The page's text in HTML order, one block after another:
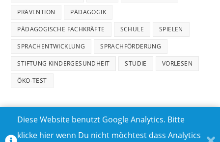
PRÄVENTION PÄDAGOGIK
PÄDAGOGISCHE FACHKRÄFTE SCHULE SPIELEN
SPRACHENTWICKLUNG SPRACHFÖRDERUNG
STIFTUNG KINDERGESUNDHEIT STUDIE VORLESEN
ÖKO-TEST
Diese Website benutzt Google Analytics. Bitte
klicke hier wenn Du nicht möchtest dass Analytics